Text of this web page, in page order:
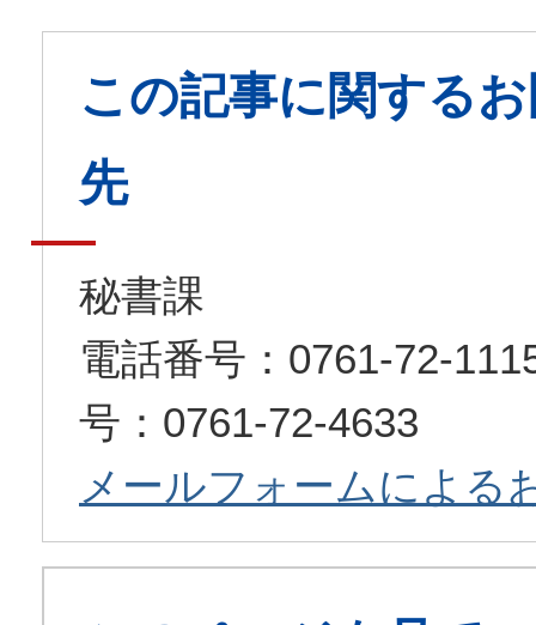
この記事に関する
先
秘書課
電話番号：0761-72-
号：0761-72-4633
メールフォームによる